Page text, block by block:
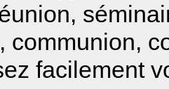
communion,
facilement